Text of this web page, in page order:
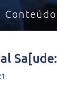
Conteúdo
Sa[ude: